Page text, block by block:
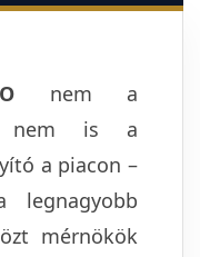
nem a
nem is a
a piacon –
mérnökök